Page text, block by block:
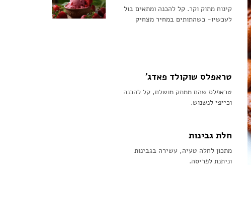
קינוח מתוק וקר. קל להכנה ומתאים בול
לעכשיו- כשהתותים במחיר מצחיק
טראפלס שוקולד פאדג’
טראפלס שהם ממתק מושלם, קל להכנה
וכייפי לנשנוש.
חלת גבינות
מתכון לחלה טעיה, עשירה בגבינות
וניתנת לפריסה.